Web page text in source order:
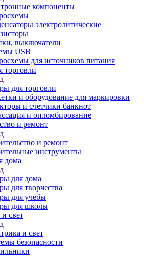
компоненты
электролитические
выключатели
USB
для источников питания
торговли
для торговли
и оборудование для маркировки
и счетчики банкнот
и опломбирование
и ремонт
и ремонт
инструменты
дома
для дома
для творчества
для учебы
для школы
свет
и свет
безопасности